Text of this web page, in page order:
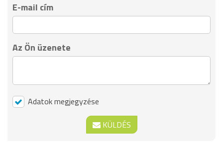
E-mail cím
Az Ön üzenete
Adatok megjegyzése
KÜLDÉS